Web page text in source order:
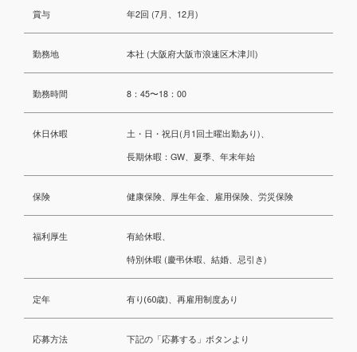
賞与
勤務地
勤務時間
休日休暇
保険
福利厚生
定年
応募方法
年2回 (7月、12月)
本社 (大阪府大阪市浪速区木津川)
8：45〜18：00
土・日・祝日(月1回土曜出勤あり)、
長期休暇：GW、夏季、年末年始
健康保険、厚生年金、雇用保険、労災保険
有給休暇、
特別休暇(慶弔休暇、結婚、忌引き)
有り(60歳)、再雇用制度あり
下記の「応募する」ボタンより